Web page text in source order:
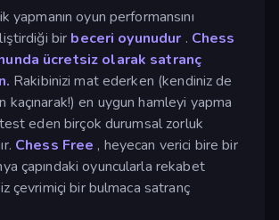
yapmanın oyun performansını
bir beceri oyunudur . Chess
ücretsiz olarak satranç
Rakibinizi mat ederken (kendiniz de
kaçınarak!) en uygun hamleyi yapma
eden birçok durumsal zorluk
Chess Free , heyecan verici bire bir
çapındaki oyuncularla rekabet
çevrimiçi bir bulmaca satranç